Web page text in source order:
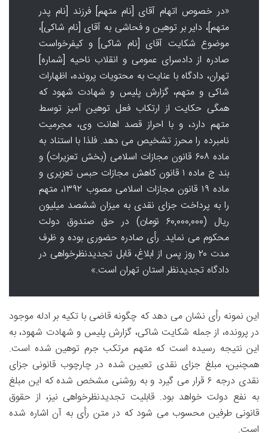
«در خصوص اتهام آقای [نام متهم] فرزند [نام پدر
متهم]، دایر بر توهین و فحاشی به آقای [نام شاکی]،
موضوع شکایت آقای [نام شاکی] و کیفرخواست
صادره از دادسرای عمومی و انقلاب ناحیه [شماره]
تهران، دادگاه با عنایت به محتویات پرونده، اظهارات
شاکی و متهم، گزارش پلیس و شهادت شهود که
همگی حکایت از ارتکاب فعل توهین آمیز توسط
متهم دارد، و با احراز قصد اهانت وی، مجرمیت
نامبرده را محرز تشخیص می دهد. فلذا با استناد به
ماده ۶۰۸ قانون مجازات اسلامی (بخش تعزیرات) و
بند ج ماده ۱ قانون کاهش مجازات حبس تعزیری و
ماده ۱۹ قانون مجازات اسلامی مصوب ۱۳۹۲، متهم
را به پرداخت جزای نقدی به میزان ششصد میلیون
ریال (۶۰,۰۰۰,۰۰۰ تومان) در حق صندوق دولت
محکوم می نماید. رأی صادره حضوری بوده و ظرف
مدت ۲۰ روز پس از ابلاغ، قابل تجدیدنظرخواهی در
دادگاه تجدیدنظر استان تهران است.»
این نمونه رأی نشان می دهد که چگونه قاضی با تکیه بر ادله موجود
در پرونده، از جمله شکایت شاکی، گزارش پلیس و شهادت شهود، به
این نتیجه رسیده است که متهم مرتکب جرم توهین شده است.
همچنین، مبلغ جزای نقدی تعیین شده در چارچوب قانونی جزای
نقدی درجه ۶ قرار می گیرد و به روشنی مشخص شده که این مبلغ
به نفع دولت خواهد بود. قابلیت تجدیدنظرخواهی نیز، از حقوق
قانونی طرفین محسوب می شود که در متن رأی به آن اشاره شده
است.